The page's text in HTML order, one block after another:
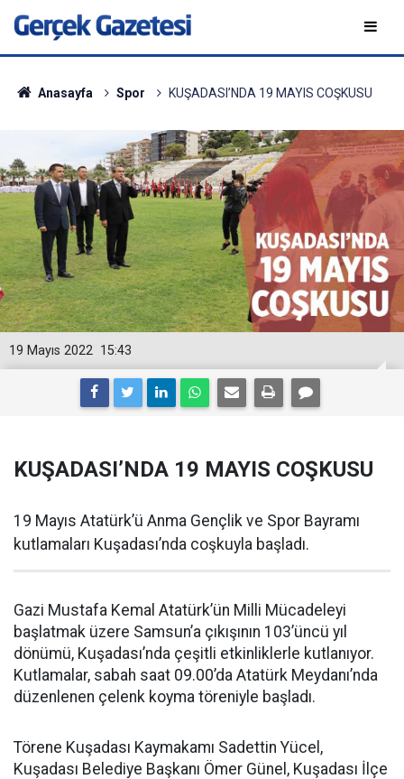
Anasayfa Spor KUŞADASI’NDA 19 MAYIS COŞKUSU
15:43
19 Mayıs 2022
KUŞADASI’NDA 19 MAYIS COŞKUSU
19 Mayıs Atatürk’ü Anma Gençlik ve Spor Bayramı
kutlamaları Kuşadası’nda coşkuyla başladı.
Gazi Mustafa Kemal Atatürk’ün Milli Mücadeleyi
başlatmak üzere Samsun’a çıkışının 103’üncü yıl
dönümü, Kuşadası’nda çeşitli etkinliklerle kutlanıyor.
Kutlamalar, sabah saat 09.00’da Atatürk Meydanı’nda
düzenlenen çelenk koyma töreniyle başladı.
Törene Kuşadası Kaymakamı Sadettin Yücel,
Kuşadası Belediye Başkanı Ömer Günel, Kuşadası İlçe